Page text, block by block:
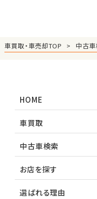
車買取・車売却TOP 中古
HOME
車買取
中古車検索
お店を探す
選ばれる理由